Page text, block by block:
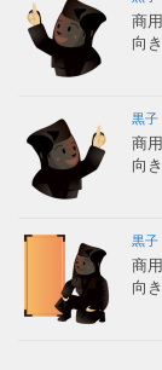
商
向き
黒子
商
向き
黒子
商
向き